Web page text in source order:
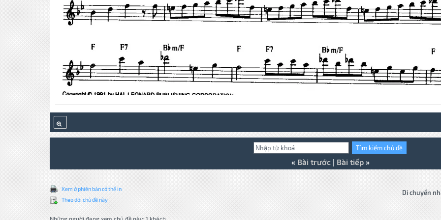
« Bài trước | Bài tiếp »
Xem ở phiên bản có thể in
Theo dõi chủ đề này
Di chuyển
Những người đang xem chủ đề này: 1 khách